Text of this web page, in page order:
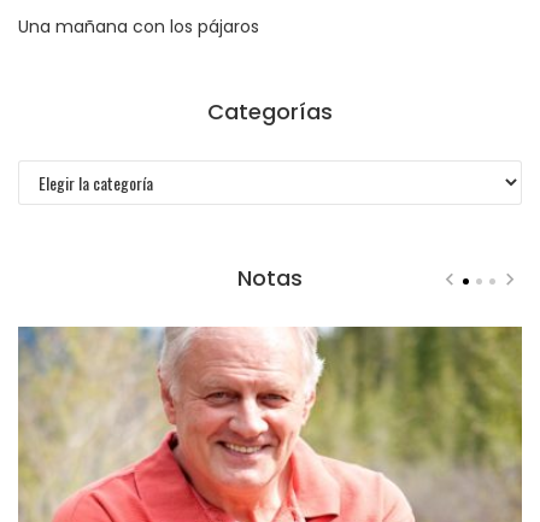
Una mañana con los pájaros
Categorías
Notas